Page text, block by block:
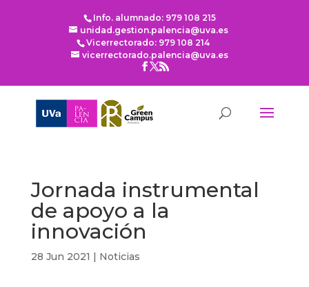
Info. alumnado: 979 108 215
unidad.gestion.palencia@uva.es
Vicerrectorado: 979 108 214
vicerrectorado.palencia@uva.es
Jornada instrumental
de apoyo a la
innovación
28 Jun 2021 | Noticias